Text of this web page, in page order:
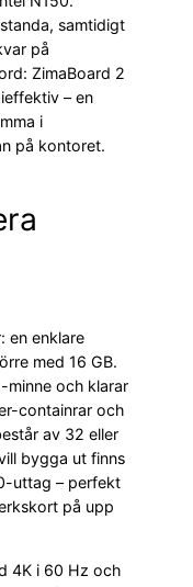
samtidigt
på
ZimaBoard 2
– en
i
på kontoret.
en enklare
med 16 GB.
minne och klarar
containrar och
av 32 eller
bygga ut finns
uttag – perfekt
på upp
4K i 60 Hz och